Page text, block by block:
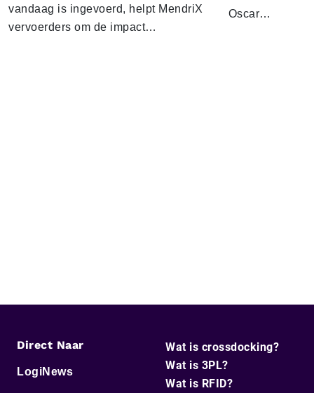
vandaag is ingevoerd, helpt MendriX
vervoerders om de impact…
Oscar…
Direct Naar
LogiNews
Wat is crossdocking?
Wat is 3PL?
Wat is RFID?